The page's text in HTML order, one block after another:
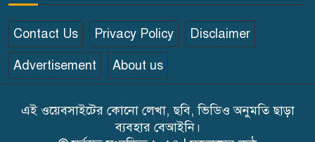
সালাউদ্দিন টুকু
সাড়ে ৩ হাজার এতিম শিক্ষার্থীকে
খাবার খাওয়ালেন-প্রতিমন্ত্রী টুকু
Contact Us Privacy Policy Disclaimer
Advertisement About us
এই ওয়েবসাইটের কোনো লেখা, ছবি, ভিডিও অনুমতি ছাড়া
ব্যবহার বেআইনি।